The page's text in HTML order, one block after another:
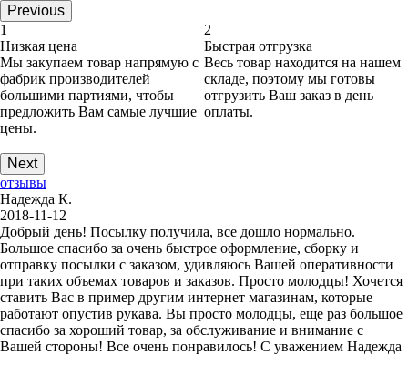
Previous
1
Низкая цена
Мы закупаем товар напрямую с
фабрик производителей
большими партиями, чтобы
предложить Вам самые лучшие
цены.
2
Быстрая отгрузка
Весь товар находится на нашем
складе, поэтому мы готовы
отгрузить Ваш заказ в день
оплаты.
Next
отзывы
Надежда К.
2018-11-12
Добрый день! Посылку получила, все дошло нормально.
Большое спасибо за очень быстрое оформление, сборку и
отправку посылки с заказом, удивляюсь Вашей оперативности
при таких объемах товаров и заказов. Просто молодцы! Хочется
ставить Вас в пример другим интернет магазинам, которые
работают опустив рукава. Вы просто молодцы, еще раз большое
спасибо за хороший товар, за обслуживание и внимание с
Вашей стороны! Все очень понравилось! С уважением Надежда